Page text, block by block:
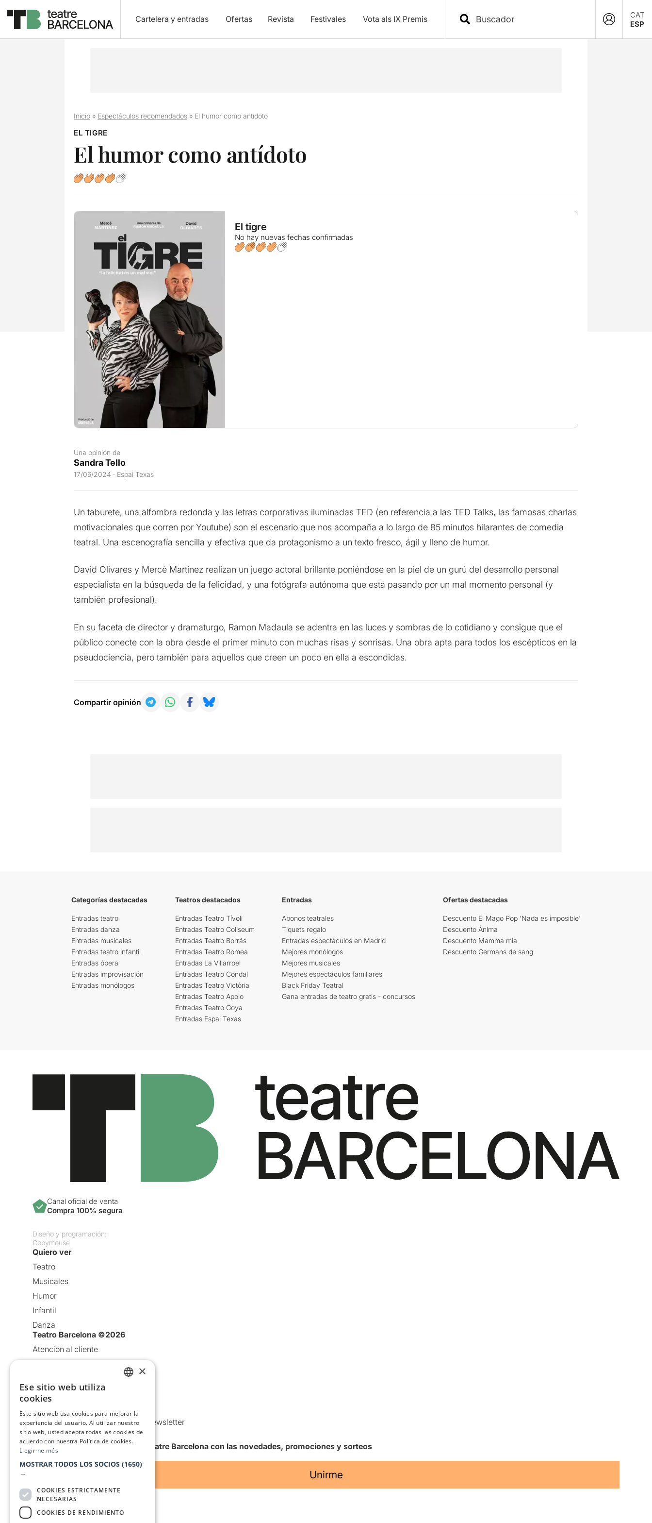
Cartelera y entradas Ofertas Revista Festivales Vota als IX Premis
CAT
ESP
Inicio» Espectáculos recomendados» El humor como antídoto
EL TIGRE
El humor como antídoto
El tigre
No hay nuevas fechas confirmadas
Una opinión de
Sandra Tello
17/06/2024 · Espai Texas
Un taburete, una alfombra redonda y las letras corporativas iluminadas TED (en referencia a las TED Talks, las famosas charlas
motivacionales que corren por Youtube) son el escenario que nos acompaña a lo largo de 85 minutos hilarantes de comedia
teatral. Una escenografía sencilla y efectiva que da protagonismo a un texto fresco, ágil y lleno de humor.
David Olivares y Mercè Martínez realizan un juego actoral brillante poniéndose en la piel de un gurú del desarrollo personal
especialista en la búsqueda de la felicidad, y una fotógrafa autónoma que está pasando por un mal momento personal (y
también profesional).
En su faceta de director y dramaturgo, Ramon Madaula se adentra en las luces y sombras de lo cotidiano y consigue que el
público conecte con la obra desde el primer minuto con muchas risas y sonrisas. Una obra apta para todos los escépticos en la
pseudociencia, pero también para aquellos que creen un poco en ella a escondidas.
Compartir opinión
Categorías destacadas
Entradas teatro
Entradas danza
Entradas musicales
Entradas teatro infantil
Entradas ópera
Entradas improvisación
Entradas monólogos
Teatros destacados
Entradas Teatro Tívoli
Entradas Teatro Coliseum
Entradas Teatro Borrás
Entradas Teatro Romea
Entradas La Villarroel
Entradas Teatro Condal
Entradas Teatro Victòria
Entradas Teatro Apolo
Entradas Teatro Goya
Entradas Espai Texas
Entradas
Abonos teatrales
Tiquets regalo
Entradas espectáculos en Madrid
Mejores monólogos
Mejores musicales
Mejores espectáculos familiares
Black Friday Teatral
Gana entradas de teatro gratis - concursos
Ofertas destacadas
Descuento El Mago Pop 'Nada es imposible'
Descuento Ànima
Descuento Mamma mia
Descuento Germans de sang
Canal oficial de venta
Compra 100% segura
Diseño y programación:
Copymouse
Quiero ver
Teatro
Musicales
Humor
Infantil
Danza
Teatro Barcelona ©2026
Atención al cliente
Política de Cookies
Comunicaciones comerciales y Newsletter
Anuncia’t
Quiero recibir la newsletter de Teatre Barcelona con las novedades, promociones y sorteos
Unirme
×
Ese sitio web utiliza
cookies
Este sitio web usa cookies para mejorar la
experiencia del usuario. Al utilizar nuestro
sitio web, usted acepta todas las cookies de
acuerdo con nuestra Política de cookies.
Llegir-ne més
MOSTRAR TODOS LOS SOCIOS (1650)
→
COOKIES ESTRICTAMENTE
NECESARIAS
COOKIES DE RENDIMIENTO